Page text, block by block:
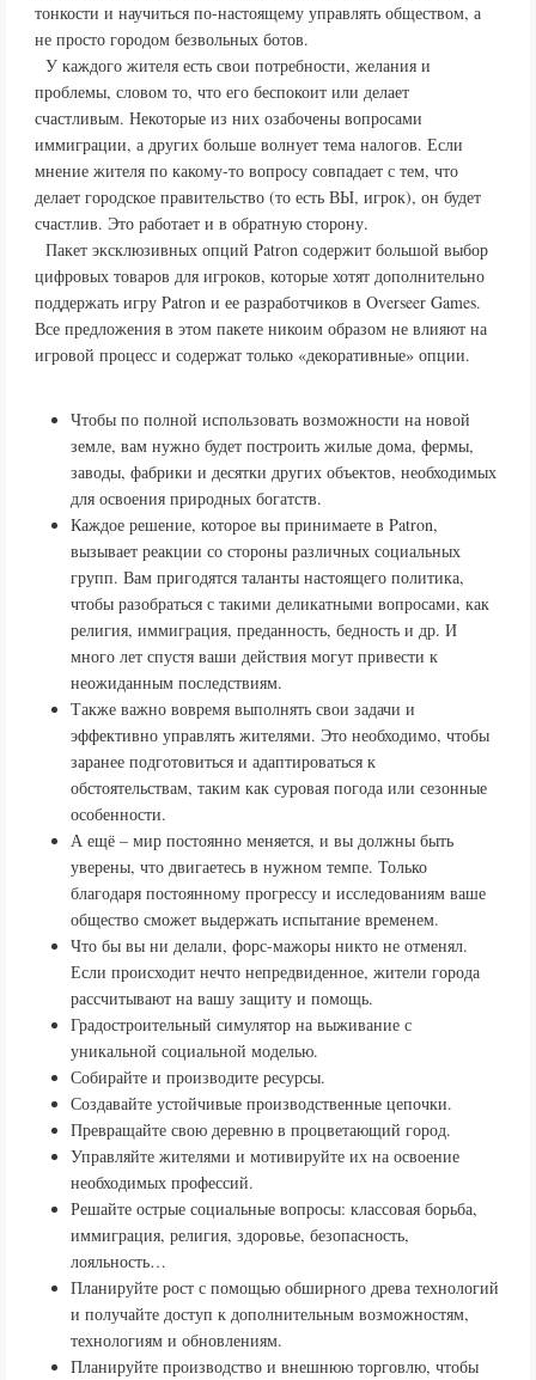
тонкости и научиться по-настоящему управлять обществом, а
не просто городом безвольных ботов.
У каждого жителя есть свои потребности, желания и
проблемы, словом то, что его беспокоит или делает
счастливым. Некоторые из них озабочены вопросами
иммиграции, а других больше волнует тема налогов. Если
мнение жителя по какому-то вопросу совпадает с тем, что
делает городское правительство (то есть ВЫ, игрок), он будет
счастлив. Это работает и в обратную сторону.
Пакет эксклюзивных опций Patron содержит большой выбор
цифровых товаров для игроков, которые хотят дополнительно
поддержать игру Patron и ее разработчиков в Overseer Games.
Все предложения в этом пакете никоим образом не влияют на
игровой процесс и содержат только «декоративные» опции.
Чтобы по полной использовать возможности на новой
земле, вам нужно будет построить жилые дома, фермы,
заводы, фабрики и десятки других объектов, необходимых
для освоения природных богатств.
Каждое решение, которое вы принимаете в Patron,
вызывает реакции со стороны различных социальных
групп. Вам пригодятся таланты настоящего политика,
чтобы разобраться с такими деликатными вопросами, как
религия, иммиграция, преданность, бедность и др. И
много лет спустя ваши действия могут привести к
неожиданным последствиям.
Также важно вовремя выполнять свои задачи и
эффективно управлять жителями. Это необходимо, чтобы
заранее подготовиться и адаптироваться к
обстоятельствам, таким как суровая погода или сезонные
особенности.
А ещё – мир постоянно меняется, и вы должны быть
уверены, что двигаетесь в нужном темпе. Только
благодаря постоянному прогрессу и исследованиям ваше
общество сможет выдержать испытание временем.
Что бы вы ни делали, форс-мажоры никто не отменял.
Если происходит нечто непредвиденное, жители города
рассчитывают на вашу защиту и помощь.
Градостроительный симулятор на выживание с
уникальной социальной моделью.
Собирайте и производите ресурсы.
Создавайте устойчивые производственные цепочки.
Превращайте свою деревню в процветающий город.
Управляйте жителями и мотивируйте их на освоение
необходимых профессий.
Решайте острые социальные вопросы: классовая борьба,
иммиграция, религия, здоровье, безопасность,
лояльность…
Планируйте рост с помощью обширного древа технологий
и получайте доступ к дополнительным возможностям,
технологиям и обновлениям.
Планируйте производство и внешнюю торговлю, чтобы